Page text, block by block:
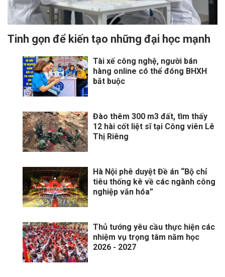
Tinh gọn để kiến tạo những đại học mạnh
Tài xế công nghệ, người bán
hàng online có thể đóng BHXH
bắt buộc
Đào thêm 300 m3 đất, tìm thấy
12 hài cốt liệt sĩ tại Công viên Lê
Thị Riêng
Hà Nội phê duyệt Đề án “Bộ chỉ
tiêu thống kê về các ngành công
nghiệp văn hóa”
Thủ tướng yêu cầu thực hiện các
nhiệm vụ trọng tâm năm học
2026 - 2027